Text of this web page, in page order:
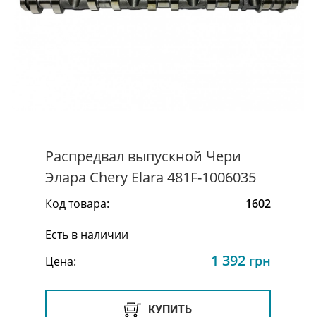
Распредвал выпускной Чери
Элара Chery Elara 481F-1006035
Код товара:
1602
Есть в наличии
Цена:
1 392 грн
КУПИТЬ